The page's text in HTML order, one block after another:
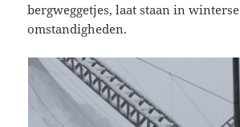
bergweggetjes, laat staan in winterse
omstandigheden.